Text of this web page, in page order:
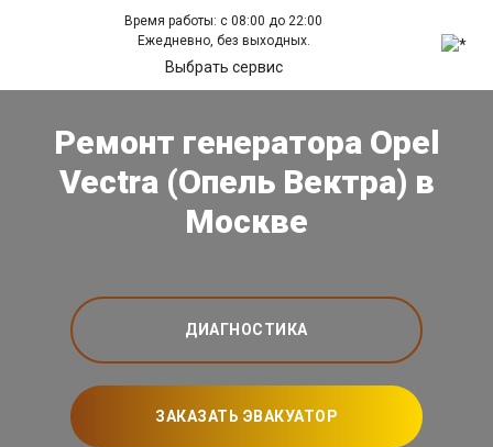
Время работы: с 08:00 до 22:00
Ежедневно, без выходных.
Выбрать сервис
Ремонт генератора Opel
Vectra (Опель Вектра) в
Москве
ДИАГНОСТИКА
ЗАКАЗАТЬ ЭВАКУАТОР